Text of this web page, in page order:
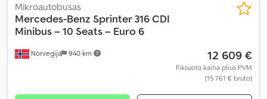
Norvegija 940 km
Mikroautobusas
Mercedes-Benz Sprinter 316 CDI
Minibus – 10 Seats – Euro 6
12 609 €
Fiksuota kaina plius PVM
(15 761 € bruto)